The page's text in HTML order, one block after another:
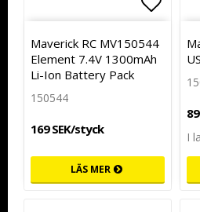
Lägg
Maverick RC MV150544
Element 7.4V 1300mAh
Li-Ion Battery Pack
150544
169 SEK/styck
LÄS MER
I